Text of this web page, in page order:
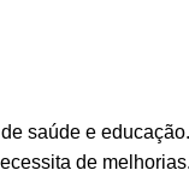
saúde e
de